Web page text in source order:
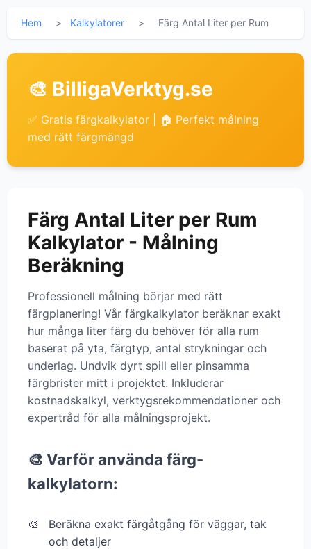
Hem > Kalkylatorer > Färg Antal Liter per Rum
🎨 BilligaVerktyg.se
✅ Gratis färgkalkylator | 🏠 Perfekt målning
med rätt färgmängd
Färg Antal Liter per Rum
Kalkylator - Målning
Beräkning
Professionell målning börjar med rätt
färgplanering! Vår färgkalkylator beräknar exakt
hur många liter färg du behöver för alla rum
baserat på yta, färgtyp, antal strykningar och
underlag. Undvik dyrt spill eller pinsamma
färgbrister mitt i projektet. Inkluderar
kostnadskalkyl, verktygsrekommendationer och
expertråd för alla målningsprojekt.
🎨 Varför använda färg-
kalkylatorn:
Beräkna exakt färgåtgång för väggar, tak
och detaljer